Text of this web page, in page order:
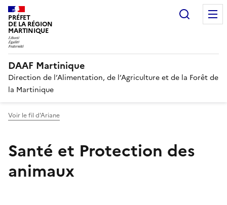
PRÉFET
DE LA RÉGION
MARTINIQUE
DAAF Martinique
Direction de l’Alimentation, de l’Agriculture et de la Forêt de
la Martinique
Voir le fil d'Ariane
Santé et Protection des
animaux